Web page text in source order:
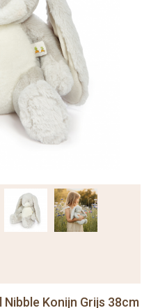
Konijn Grijs 38cm